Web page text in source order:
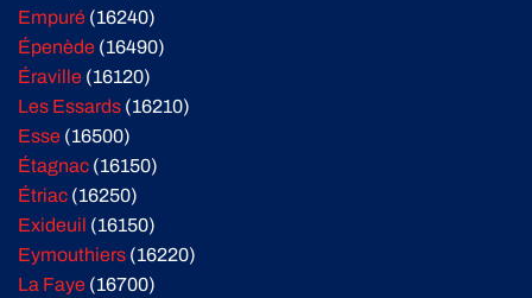
Empuré (16240)
Épenède (16490)
Éraville (16120)
Les Essards (16210)
Esse (16500)
Étagnac (16150)
Étriac (16250)
Exideuil (16150)
Eymouthiers (16220)
La Faye (16700)